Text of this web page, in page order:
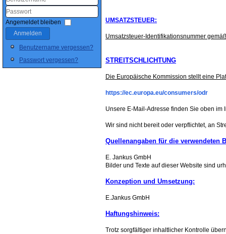
Benutzername
Passwort
Angemeldet bleiben
Anmelden
Benutzername vergessen?
Passwort vergessen?
UMSATZSTEUER:
Umsatzsteuer-Identifikationsnummer
STREITSCHLICHTUNG
Die Europäische Kommission stellt eine
https://ec.europa.eu/consumers/odr
Unsere E-Mail-Adresse finden Sie oben im
Wir sind nicht bereit oder verpflichtet, an
Quellenangaben für die verwendeten
E. Jankus GmbH
Bilder und Texte auf dieser Website sind
Konzeption und Umsetzung:
E.Jankus GmbH
Haftungshinweis:
Trotz sorgfältiger inhaltlicher Kontrolle